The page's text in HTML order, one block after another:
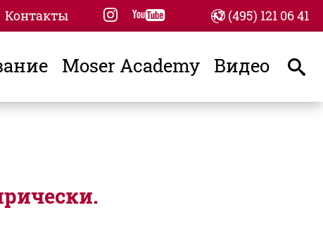
Контакты instagram
youtube +7 (495) 121 06 41
Moser Academy Видео